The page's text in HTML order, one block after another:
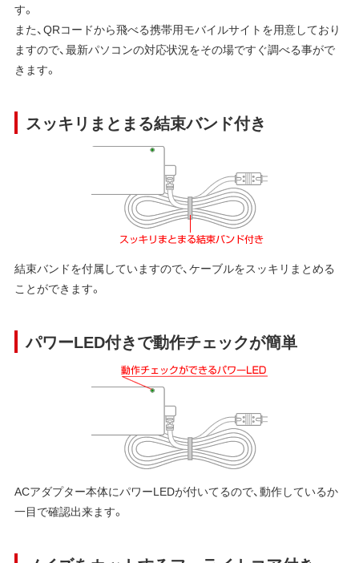
す。
また、QRコードから飛べる携帯用モバイルサイトを用意しており
ますので、最新パソコンの対応状況をその場ですぐ調べる事がで
きます。
スッキリまとまる結束バンド付き
結束バンドを付属していますので、ケーブルをスッキリまとめる
ことができます。
パワーLED付きで動作チェックが簡単
ACアダプター本体にパワーLEDが付いてるので、動作しているか
一目で確認出来ます。